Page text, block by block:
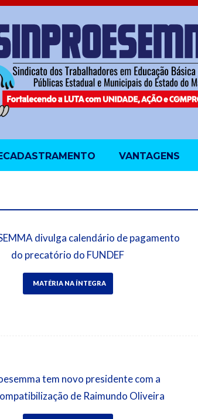
VANTAGENS
divulga calendário de pagamento
do precatório do FUNDEF
MATÉRIA NA ÍNTEGRA
tem novo presidente com a
de Raimundo Oliveira